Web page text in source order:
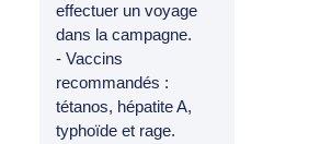
effectuer un voyage
dans la campagne.
- Vaccins
recommandés :
tétanos, hépatite A,
typhoïde et rage.